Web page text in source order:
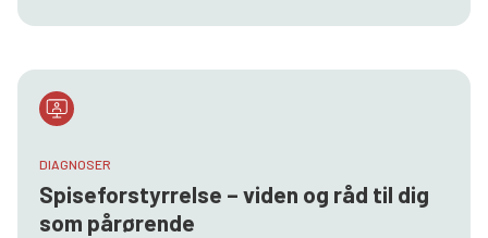
DIAGNOSER
Spiseforstyrrelse – viden og råd til dig
som pårørende